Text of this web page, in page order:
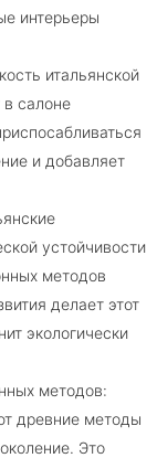
интерьеры
итальянской
салоне
и добавляет
устойчивости
методов
делает этот
экологически
методов:
древние методы
Это